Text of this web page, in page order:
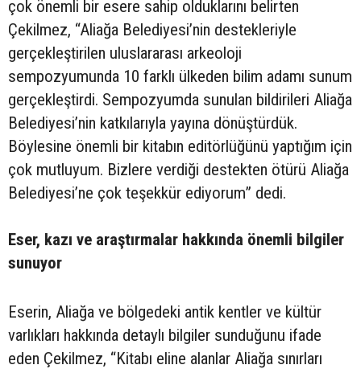
çok önemli bir esere sahip olduklarını belirten
Çekilmez, “Aliağa Belediyesi’nin destekleriyle
gerçekleştirilen uluslararası arkeoloji
sempozyumunda 10 farklı ülkeden bilim adamı sunum
gerçekleştirdi. Sempozyumda sunulan bildirileri Aliağa
Belediyesi’nin katkılarıyla yayına dönüştürdük.
Böylesine önemli bir kitabın editörlüğünü yaptığım için
çok mutluyum. Bizlere verdiği destekten ötürü Aliağa
Belediyesi’ne çok teşekkür ediyorum” dedi.
Eser, kazı ve araştırmalar hakkında önemli bilgiler
sunuyor
Eserin, Aliağa ve bölgedeki antik kentler ve kültür
varlıkları hakkında detaylı bilgiler sunduğunu ifade
eden Çekilmez, “Kitabı eline alanlar Aliağa sınırları